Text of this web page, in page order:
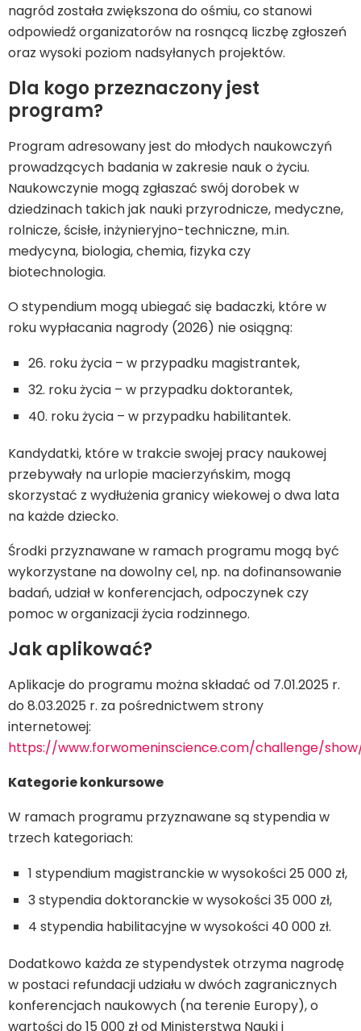
nagród została zwiększona do ośmiu, co stanowi
odpowiedź organizatorów na rosnącą liczbę zgłoszeń
oraz wysoki poziom nadsyłanych projektów.
Dla kogo przeznaczony jest
program?
Program adresowany jest do młodych naukowczyń
prowadzących badania w zakresie nauk o życiu.
Naukowczynie mogą zgłaszać swój dorobek w
dziedzinach takich jak nauki przyrodnicze, medyczne,
rolnicze, ścisłe, inżynieryjno-techniczne, m.in.
medycyna, biologia, chemia, fizyka czy
biotechnologia.
O stypendium mogą ubiegać się badaczki, które w
roku wypłacania nagrody (2026) nie osiągną:
26. roku życia – w przypadku magistrantek,
32. roku życia – w przypadku doktorantek,
40. roku życia – w przypadku habilitantek.
Kandydatki, które w trakcie swojej pracy naukowej
przebywały na urlopie macierzyńskim, mogą
skorzystać z wydłużenia granicy wiekowej o dwa lata
na każde dziecko.
Środki przyznawane w ramach programu mogą być
wykorzystane na dowolny cel, np. na dofinansowanie
badań, udział w konferencjach, odpoczynek czy
pomoc w organizacji życia rodzinnego.
Jak aplikować?
Aplikacje do programu można składać od 7.01.2025 r.
do 8.03.2025 r. za pośrednictwem strony
internetowej:
https://www.forwomeninscience.com/challenge/
Kategorie konkursowe
W ramach programu przyznawane są stypendia w
trzech kategoriach:
1 stypendium magistranckie w wysokości 25 000 zł,
3 stypendia doktoranckie w wysokości 35 000 zł,
4 stypendia habilitacyjne w wysokości 40 000 zł.
Dodatkowo każda ze stypendystek otrzyma nagrodę
w postaci refundacji udziału w dwóch zagranicznych
konferencjach naukowych (na terenie Europy), o
wartości do 15 000 zł od Ministerstwa Nauki i